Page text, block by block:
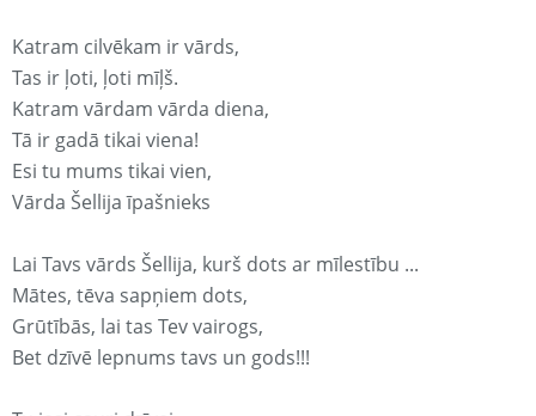
Katram cilvēkam ir vārds,
Tas ir ļoti, ļoti mīļš.
Katram vārdam vārda diena,
Tā ir gadā tikai viena!
Esi tu mums tikai vien,
Vārda Šellija īpašnieks
Lai Tavs vārds Šellija, kurš dots ar mīlestību ...
Mātes, tēva sapņiem dots,
Grūtībās, lai tas Tev vairogs,
Bet dzīvē lepnums tavs un gods!!!